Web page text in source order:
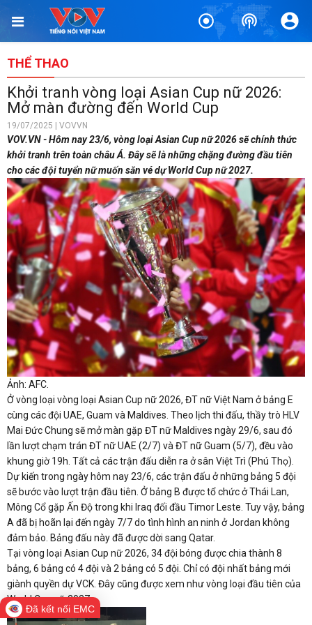
THỂ THAO
Khởi tranh vòng loại Asian Cup nữ 2026:
Mở màn đường đến World Cup
19/07/2025 | VOVVN
VOV.VN - Hôm nay 23/6, vòng loại Asian Cup nữ 2026 sẽ chính thức
khởi tranh trên toàn châu Á. Đây sẽ là những chặng đường đầu tiên
cho các đội tuyển nữ muốn săn vé dự World Cup nữ 2027.
Ảnh: AFC.
Ở vòng loại vòng loại Asian Cup nữ 2026, ĐT nữ Việt Nam ở bảng E
cùng các đội UAE, Guam và Maldives. Theo lịch thi đấu, thầy trò HLV
Mai Đức Chung sẽ mở màn gặp ĐT nữ Maldives ngày 29/6, sau đó
lần lượt chạm trán ĐT nữ UAE (2/7) và ĐT nữ Guam (5/7), đều vào
khung giờ 19h. Tất cả các trận đấu diễn ra ở sân Việt Trì (Phú Thọ).
Dự kiến trong ngày hôm nay 23/6, các trận đấu ở những bảng 5 đội
sẽ bước vào lượt trận đầu tiên. Ở bảng B được tổ chức ở Thái Lan,
Mông Cổ gặp Ấn Độ trong khi Iraq đối đầu Timor Leste. Tuy vậy, bảng
A đã bị hoãn lại đến ngày 7/7 do tình hình an ninh ở Jordan không
đảm bảo. Bảng đấu này đã được dời sang Qatar.
Tại vòng loại Asian Cup nữ 2026, 34 đội bóng được chia thành 8
bảng, 6 bảng có 4 đội và 2 bảng có 5 đội. Chỉ có đội nhất bảng mới
giành quyền dự VCK. Đây cũng được xem như vòng loại đầu tiên của
World Cup nữ 2027.
Đã kết nối EMC